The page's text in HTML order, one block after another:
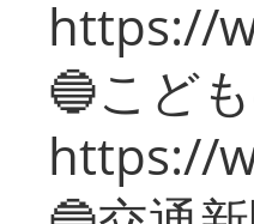
https://
🔵こど
https://